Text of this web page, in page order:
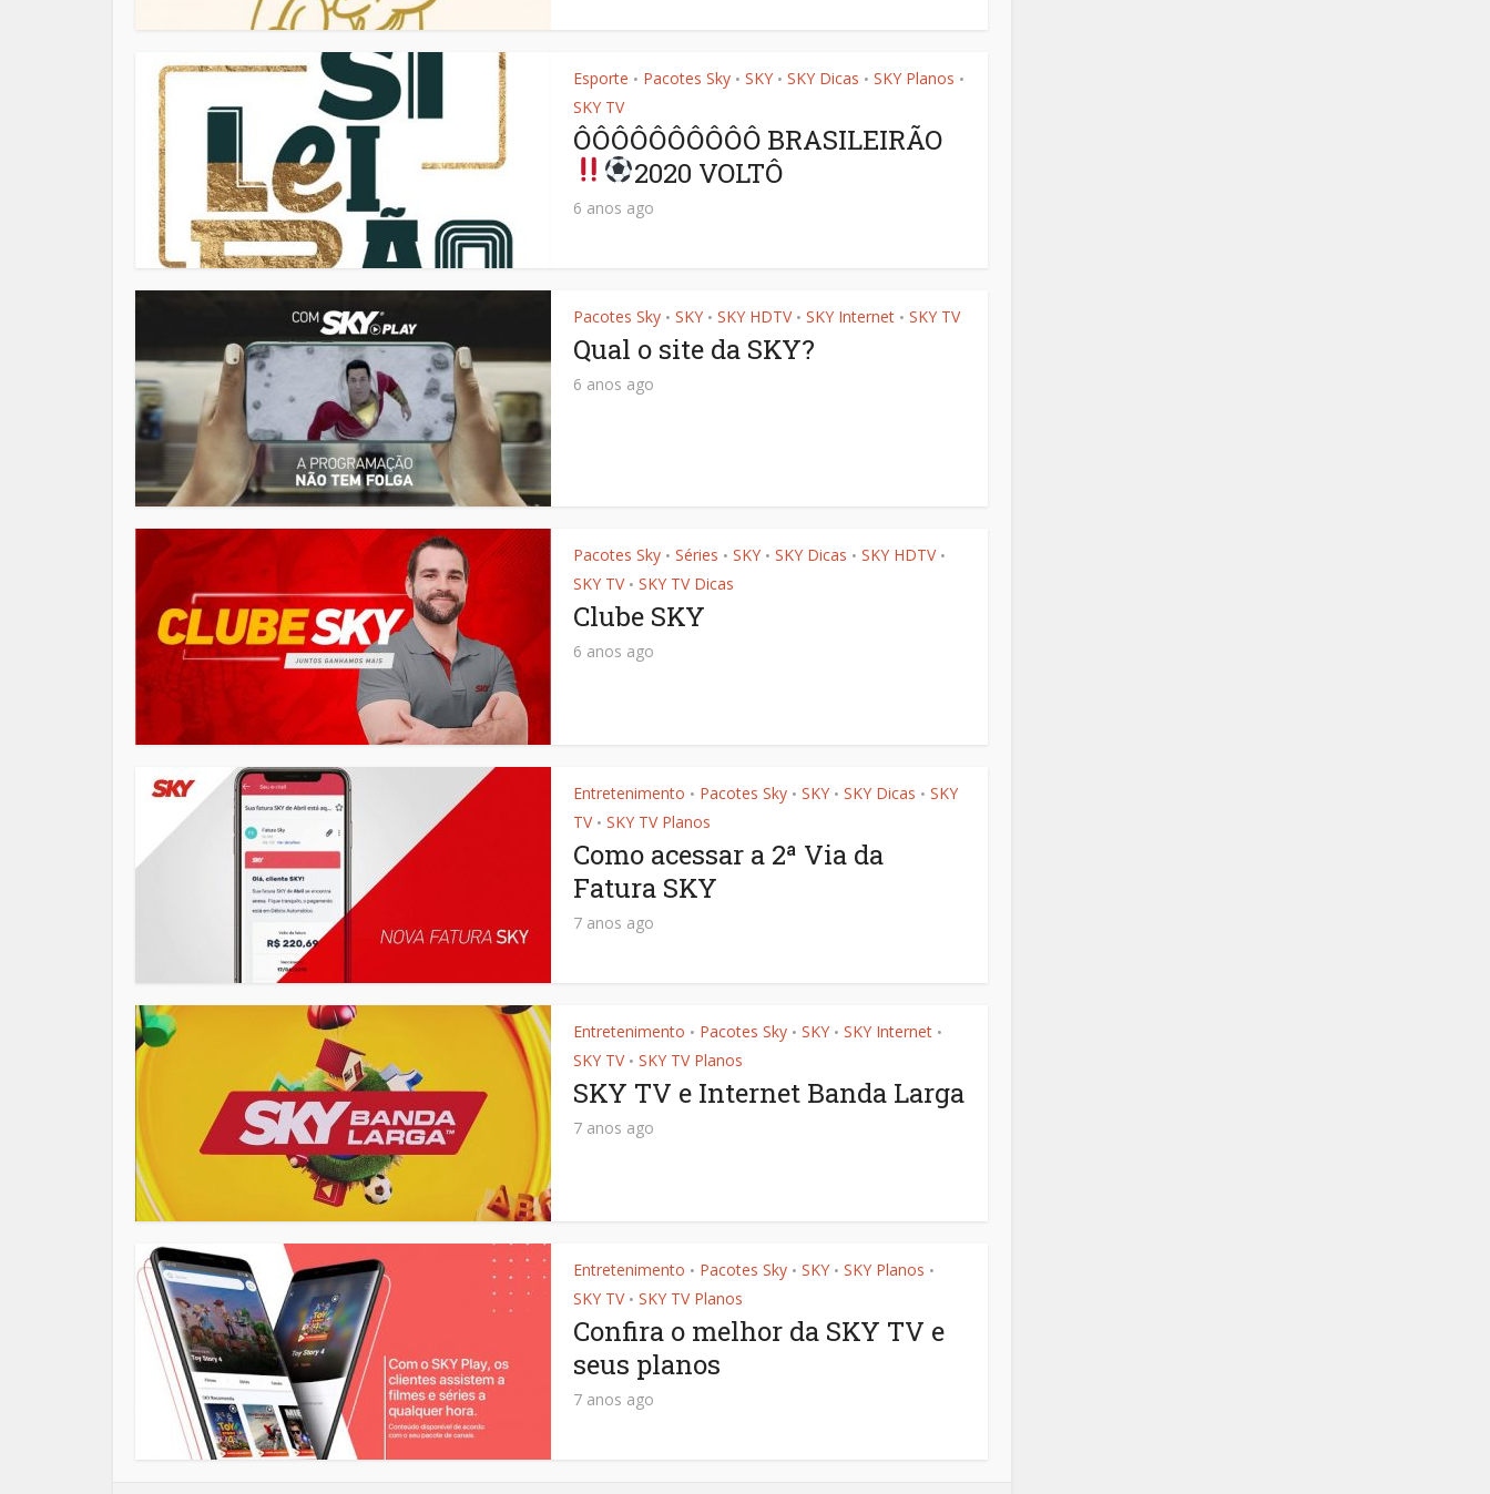
Esporte • Pacotes Sky • SKY • SKY Dicas • SKY Planos •
SKY TV
ÔÔÔÔÔÔÔÔÔÔ BRASILEIRÃO
2020 VOLTÔ
6 anos ago
Pacotes Sky • SKY • SKY HDTV • SKY Internet • SKY TV
Qual o site da SKY?
6 anos ago
Pacotes Sky • Séries • SKY • SKY Dicas • SKY HDTV •
SKY TV • SKY TV Dicas
Clube SKY
6 anos ago
Entretenimento • Pacotes Sky • SKY • SKY Dicas • SKY
TV • SKY TV Planos
Como acessar a 2ª Via da
Fatura SKY
7 anos ago
Entretenimento • Pacotes Sky • SKY • SKY Internet •
SKY TV • SKY TV Planos
SKY TV e Internet Banda Larga
7 anos ago
Entretenimento • Pacotes Sky • SKY • SKY Planos •
SKY TV • SKY TV Planos
Confira o melhor da SKY TV e
seus planos
7 anos ago